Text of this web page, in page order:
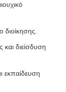
διείσδυση
εκπαίδευση